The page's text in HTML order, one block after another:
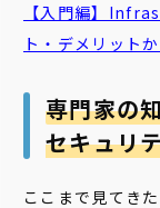
【入門編】
ト・デメリット
専門家の
セキュリ
ここまで見てき